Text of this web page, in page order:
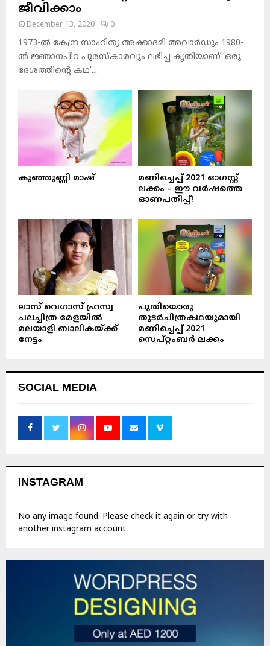
ജീവിക്കാം
December 13, 2020 0
1973-ല്‍ കേന്ദ്ര സാഹിത്യ അക്കാദമി അവാര്‍ഡും 1980-
ല്‍ ജ്ഞാനപീഠ പുരസ്‌കാരവും ലഭിച്ച കൃതിയാണ് ‘ഒരു
ദേശത്തിന്റെ കഥ’....
കുഞ്ഞുണ്ണി മാഷ്‌
മണിച്ചെപ്പ് 2021 ഓഗസ്റ്റ്
ലക്കം – ഈ വർഷത്തെ
ഓണപതിപ്പ്!
ലാസ് വെഗാസ് ഹ്രസ്വ
ചലച്ചിത്ര മേളയിൽ
മലയാളി ബാലികയ്ക്ക്
നേട്ടം
പുതിയൊരു
തുടർചിത്രകഥയുമായി
മണിച്ചെപ്പ് 2021
സെപ്റ്റംബർ ലക്കം
SOCIAL MEDIA
INSTAGRAM
No any image found. Please check it again or try with
another instagram account.